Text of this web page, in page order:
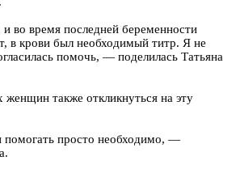
во время последней беременности
в крови был необходимый титр. Я не
помочь, — поделилась Татьяна
женщин также откликнуться на эту
просто необходимо, —